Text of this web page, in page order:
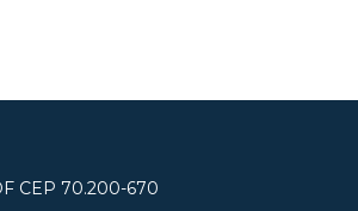
CEP 70.200-670